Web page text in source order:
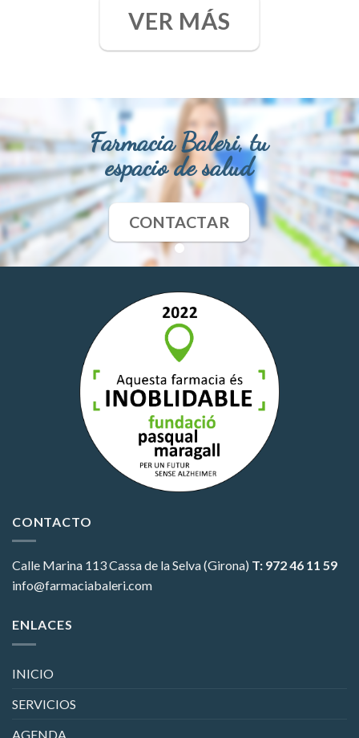
VER MÁS
Farmacia Baleri, tu
espacio de salud
CONTACTAR
CONTACTO
Calle Marina 113Cassa de la Selva (Girona) T: 972 46 11 59
info@farmaciabaleri.com
ENLACES
INICIO
SERVICIOS
AGENDA